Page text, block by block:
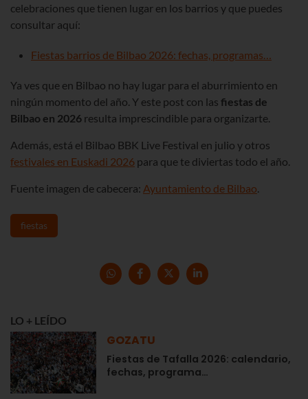
celebraciones que tienen lugar en los barrios y que puedes
consultar aquí:
Fiestas barrios de Bilbao 2026: fechas, programas…
Ya ves que en Bilbao no hay lugar para el aburrimiento en
ningún momento del año. Y este post con las fiestas de
Bilbao en 2026 resulta imprescindible para organizarte.
Además, está el Bilbao BBK Live Festival en julio y otros
festivales en Euskadi 2026 para que te diviertas todo el año.
Fuente imagen de cabecera: Ayuntamiento de Bilbao
fiestas
LO + LEÍDO
GOZATU
Fiestas de Tafalla 2026: calendario,
fechas, programa…